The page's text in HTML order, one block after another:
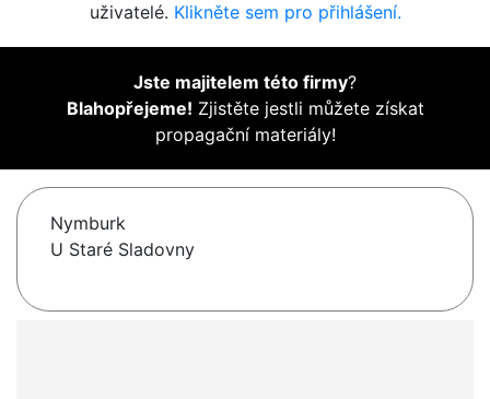
uživatelé. Klikněte sem pro přihlášení.
Jste majitelem této firmy?
Blahopřejeme! Zjistěte jestli můžete získat
propagační materiály!
Nymburk
U Staré Sladovny